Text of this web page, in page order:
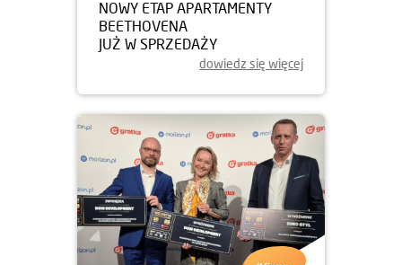
NOWY ETAP APARTAMENTY
BEETHOVENA
JUŻ W SPRZEDAŻY
dowiedz się więcej